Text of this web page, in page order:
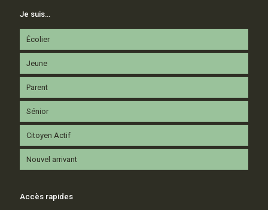
Je suis…
Écolier
Jeune
Parent
Sénior
Citoyen Actif
Nouvel arrivant
Accès rapides